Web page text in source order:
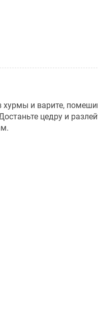
и варите,
цедру и